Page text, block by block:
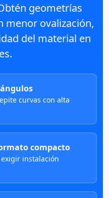
geometrías
menor ovalización,
del material en
curvas con alta
compacto
instalación